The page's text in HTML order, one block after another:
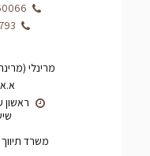
מרינלי
א.א.
שישי 08:00-15:00
משרד תיווך